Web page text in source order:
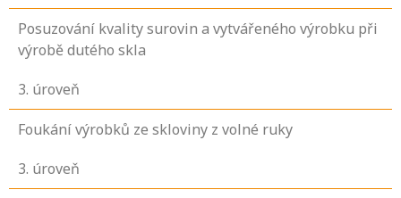
Posuzování kvality surovin a vytvářeného výrobku při
výrobě dutého skla
3. úroveň
Foukání výrobků ze skloviny z volné ruky
3. úroveň